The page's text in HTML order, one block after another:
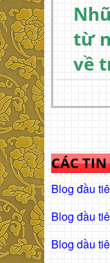
từ
về
CÁC
Blog đầu
Blog đầu
Blog dầu